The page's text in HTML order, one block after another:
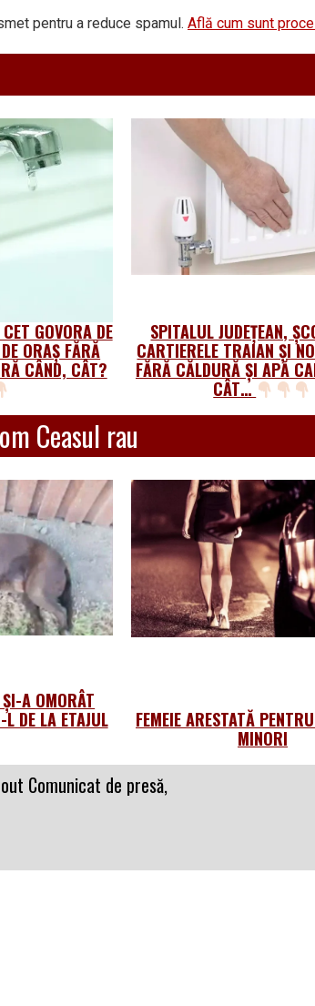
pentru a reduce spamul. Află cum sunt
GOVORA DE
ORAȘ FĂRĂ
CÂND, CÂT?
SPITALUL JUDEȚEAN,
CARTIERELE TRAIAN ȘI
FĂRĂ CĂLDURĂ ȘI APĂ
CÂT…
Ceasul rau
A OMORÂT
DE LA ETAJUL
FEMEIE ARESTATĂ
MINORI
Comunicat de presă,